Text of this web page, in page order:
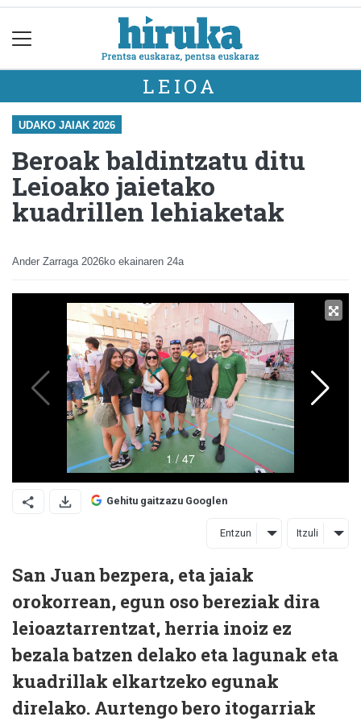
LEIOA
UDAKO JAIAK 2026
Beroak baldintzatu ditu
Leioako jaietako
kuadrillen lehiaketak
Ander Zarraga 2026ko ekainaren 24a
Gehitu gaitzazu Googlen
Entzun Itzuli
San Juan bezpera, eta jaiak
orokorrean, egun oso bereziak dira
leioaztarrentzat, herria inoiz ez
bezala batzen delako eta lagunak eta
kuadrillak elkartzeko egunak
direlako. Aurtengo bero itogarriak